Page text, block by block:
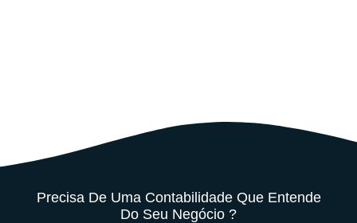
Precisa De Uma Contabilidade Que Entende
Do Seu Negócio ?